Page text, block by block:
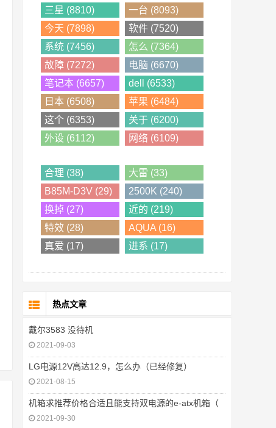
三星 (8810)
一台 (8093)
今天 (7898)
软件 (7520)
系统 (7456)
怎么 (7364)
故障 (7272)
电脑 (6670)
笔记本 (6657)
dell (6533)
日本 (6508)
苹果 (6484)
这个 (6353)
关于 (6200)
外设 (6112)
网络 (6109)
合理 (38)
大雷 (33)
B85M-D3V (29)
2500K (240)
换掉 (27)
近的 (219)
特效 (28)
AQUA (16)
真爱 (17)
进系 (17)
热点文章
戴尔3583 没待机
2021-09-03
LG电源12V高达12.9，怎么办（已经修复）
2021-08-15
机箱求推荐价格合适且能支持双电源的e-atx机箱（
2021-09-30